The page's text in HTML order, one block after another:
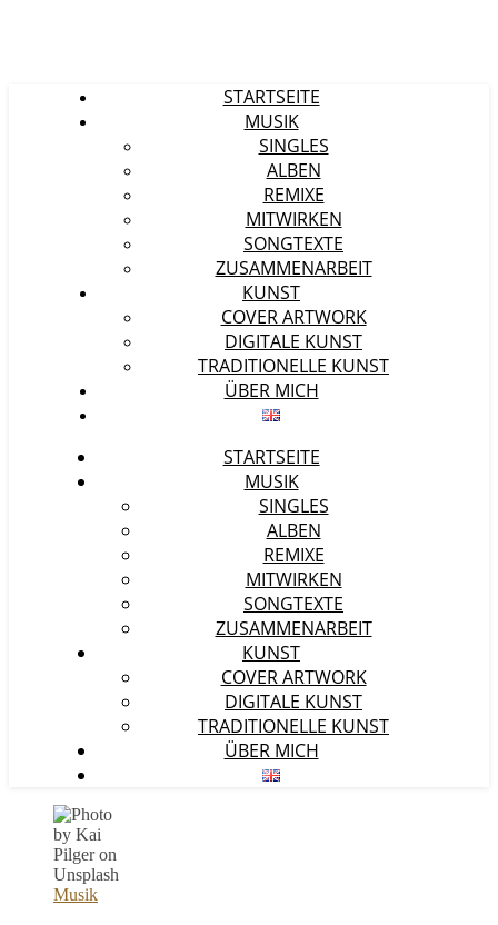
STARTSEITE
MUSIK
SINGLES
ALBEN
REMIXE
MITWIRKEN
SONGTEXTE
ZUSAMMENARBEIT
KUNST
COVER ARTWORK
DIGITALE KUNST
TRADITIONELLE KUNST
ÜBER MICH
STARTSEITE
MUSIK
SINGLES
ALBEN
REMIXE
MITWIRKEN
SONGTEXTE
ZUSAMMENARBEIT
KUNST
COVER ARTWORK
DIGITALE KUNST
TRADITIONELLE KUNST
ÜBER MICH
Musik